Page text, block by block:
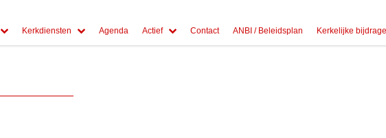
Kerkdiensten Agenda Actief Contact ANBI / Beleidsplan Kerkelijke bijdrage